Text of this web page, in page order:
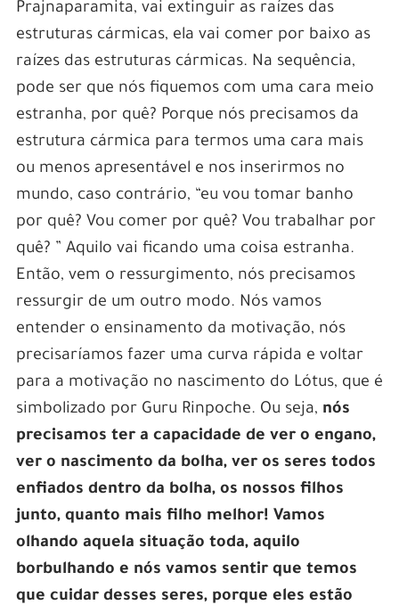
Prajnaparamita, vai extinguir as raízes das
estruturas cármicas, ela vai comer por baixo as
raízes das estruturas cármicas. Na sequência,
pode ser que nós fiquemos com uma cara meio
estranha, por quê? Porque nós precisamos da
estrutura cármica para termos uma cara mais
ou menos apresentável e nos inserirmos no
mundo, caso contrário, “eu vou tomar banho
por quê? Vou comer por quê? Vou trabalhar por
quê? ” Aquilo vai ficando uma coisa estranha.
Então, vem o ressurgimento, nós precisamos
ressurgir de um outro modo. Nós vamos
entender o ensinamento da motivação, nós
precisaríamos fazer uma curva rápida e voltar
para a motivação no nascimento do Lótus, que é
simbolizado por Guru Rinpoche. Ou seja, nós
precisamos ter a capacidade de ver o engano,
ver o nascimento da bolha, ver os seres todos
enfiados dentro da bolha, os nossos filhos
junto, quanto mais filho melhor! Vamos
olhando aquela situação toda, aquilo
borbulhando e nós vamos sentir que temos
que cuidar desses seres, porque eles estão